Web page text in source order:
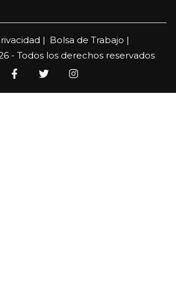
| Bolsa de Trabajo |
- Todos los derechos reservados